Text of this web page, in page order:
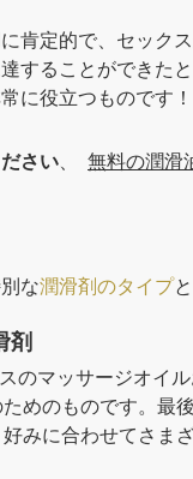
肯定的で、セック
することができた
に役立つものです！
さい、無料の潤滑
な潤滑剤のタイプ
剤
のマッサージオイ
めのものです。最
みに合わせてさま